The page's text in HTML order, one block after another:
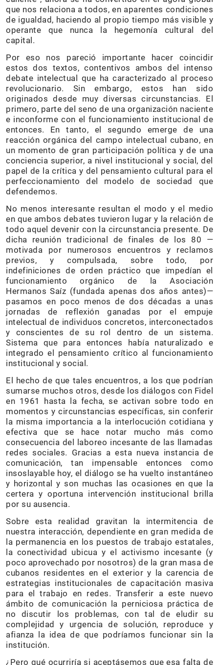
que nos relaciona a todos, en aparentes condiciones
de igualdad, haciendo al propio tiempo más visible y
operante que nunca la hegemonía cultural del
capital.
Por eso nos pareció importante hacer coincidir
estos dos textos, contentivos ambos del intenso
debate intelectual que ha caracterizado al proceso
revolucionario. Sin embargo, estos han sido
originados desde muy diversas circunstancias. El
primero, parte del seno de una organización naciente
e inconforme con el funcionamiento institucional de
entonces. En tanto, el segundo emerge de una
reacción orgánica del campo intelectual cubano, en
un momento de gran participación política y de una
conciencia superior, a nivel institucional y social, del
papel de la crítica y del pensamiento cultural para el
perfeccionamiento del modelo de sociedad que
defendemos.
No menos interesante resultan el modo y el medio
en que ambos debates tuvieron lugar y la relación de
todo aquel devenir con la circunstancia presente. De
dicha reunión tradicional de finales de los 80 —
motivada por numerosos encuentros y reclamos
previos, y compulsada, sobre todo, por
indefiniciones de orden práctico que impedían el
funcionamiento orgánico de la Asociación
Hermanos Saíz (fundada apenas dos años antes)—
pasamos en poco menos de dos décadas a unas
jornadas de reflexión ganadas por el empuje
intelectual de individuos concretos, interconectados
y conscientes de su rol dentro de un sistema.
Sistema que para entonces había naturalizado e
integrado el pensamiento crítico al funcionamiento
institucional y social.
El hecho de que tales encuentros, a los que podrían
sumarse muchos otros, desde los diálogos con Fidel
en 1961 hasta la fecha, se activan sobre todo en
momentos y circunstancias específicas, sin conferir
la misma importancia a la interlocución cotidiana y
efectiva que se hace notar mucho más como
consecuencia del laboreo incesante de las llamadas
redes sociales. Gracias a esta nueva instancia de
comunicación, tan impensable entonces como
insoslayable hoy, el diálogo se ha vuelto instantáneo
y horizontal y son muchas las ocasiones en que la
certera y oportuna intervención institucional brilla
por su ausencia.
Sobre esta realidad gravitan la intermitencia de
nuestra interacción, dependiente en gran medida de
la permanencia en los puestos de trabajo estatales,
la conectividad ubicua y el activismo incesante (y
poco aprovechado por nosotros) de la gran masa de
cubanos residentes en el exterior y la carencia de
estrategias institucionales de capacitación masiva
para el trabajo en redes. Transferir a este nuevo
ámbito de comunicación la perniciosa práctica de
no discutir los problemas, con tal de eludir su
complejidad y urgencia de solución, reproduce y
afianza la idea de que podríamos funcionar sin la
institución.
¿Pero qué ocurriría si aceptásemos que esa falta de